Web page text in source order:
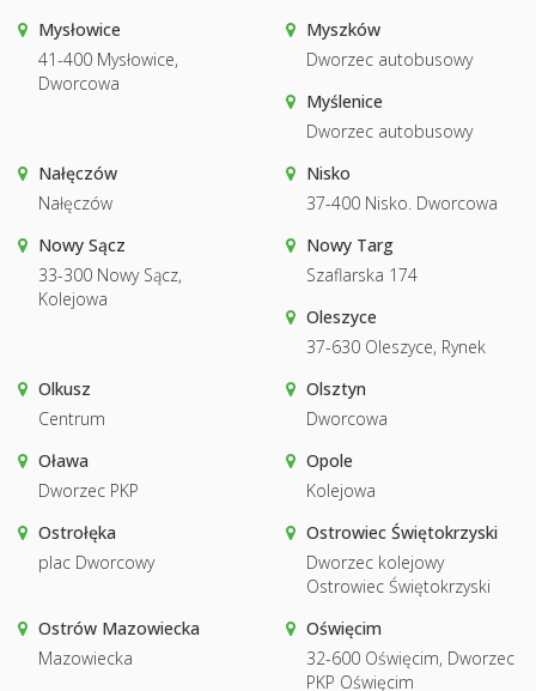
Mysłowice
41-400 Mysłowice,
Dworcowa
Myszków
Dworzec autobusowy
Myślenice
Dworzec autobusowy
Nałęczów
Nałęczów
Nisko
37-400 Nisko. Dworcowa
Nowy Sącz
33-300 Nowy Sącz,
Kolejowa
Nowy Targ
Szaflarska 174
Oleszyce
37-630 Oleszyce, Rynek
Olkusz
Centrum
Olsztyn
Dworcowa
Oława
Dworzec PKP
Opole
Kolejowa
Ostrołęka
plac Dworcowy
Ostrowiec Świętokrzyski
Dworzec kolejowy
Ostrowiec Świętokrzyski
Ostrów Mazowiecka
Mazowiecka
Oświęcim
32-600 Oświęcim, Dworzec
PKP Oświęcim